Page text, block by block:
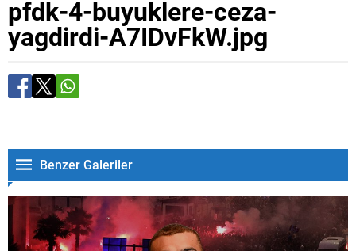
pfdk-4-buyuklere-ceza-
yagdirdi-A7IDvFkW.jpg
Benzer Galeriler